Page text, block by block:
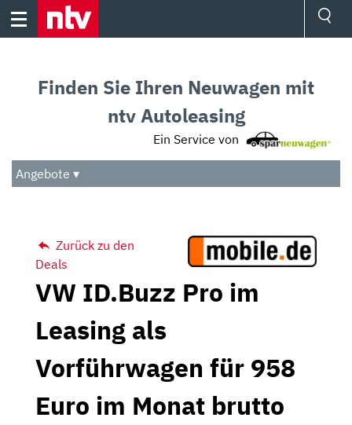
Skip
Audio
Das Beste
Finden Sie Ihren Neuwagen mit
ntv Autoleasing
Ein Service von
Angebote ▾
Zurück zu den
Deals
VW ID.Buzz Pro im
Leasing als
Vorführwagen für 958
Euro im Monat brutto